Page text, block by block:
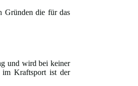
Gründen die für das
und wird bei keiner
im Kraftsport ist der